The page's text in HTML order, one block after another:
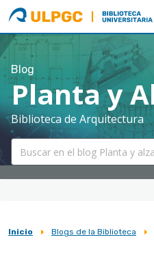
ULPGC
Biblioteca
ULPGC
Blog
Planta y
Biblioteca de Arquitectura
Sobrescribir
Inicio Blogs de la Biblioteca